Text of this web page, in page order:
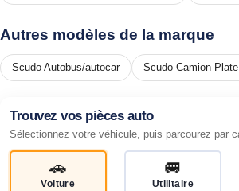
Autres modèles de la marque
Scudo Autobus/autocar Scudo Camion
Trouvez vos pièces auto
Sélectionnez votre véhicule, puis parcourez par
🚗
Voiture
🚐
Utilitaire